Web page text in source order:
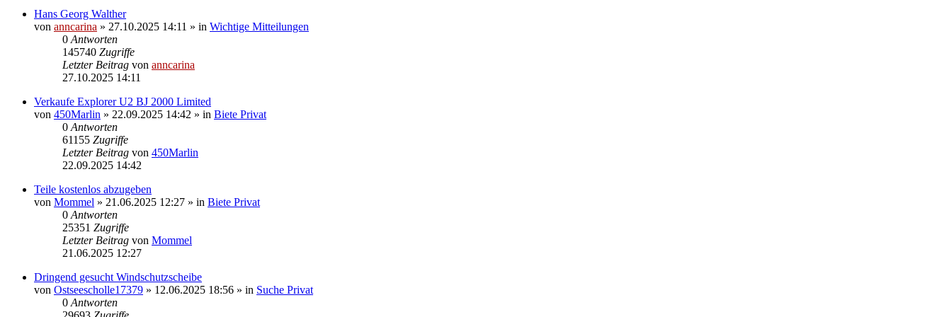
Hans Georg Walther
von anncarina » 27.10.2025 14:11 » in Wichtige Mitteilungen
0 Antworten
145740 Zugriffe
Letzter Beitrag von anncarina
27.10.2025 14:11
Verkaufe Explorer U2 BJ 2000 Limited
von 450Marlin » 22.09.2025 14:42 » in Biete Privat
0 Antworten
61155 Zugriffe
Letzter Beitrag von 450Marlin
22.09.2025 14:42
Teile kostenlos abzugeben
von Mommel » 21.06.2025 12:27 » in Biete Privat
0 Antworten
25351 Zugriffe
Letzter Beitrag von Mommel
21.06.2025 12:27
Dringend gesucht Windschutzscheibe
von Ostseescholle17379 » 12.06.2025 18:56 » in Suche Privat
0 Antworten